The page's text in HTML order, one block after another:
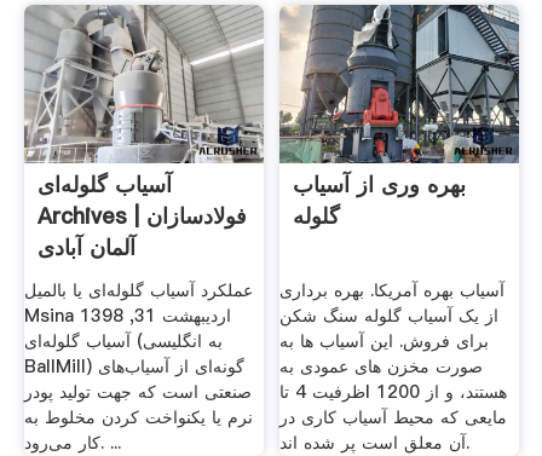
آسیاب گلوله‌ای
Archives | فولادسازان
آلمان آبادی
عملکرد آسیاب گلوله‌ای یا بالمیل
Msina اردیبهشت 31, 1398
آسیاب گلوله‌ای (به انگلیسی
BallMill) گونه‌ای از آسیاب‌های
صنعتی است که جهت تولید پودر
نرم یا یکنواخت کردن مخلوط به
کار می‌رود. ...
بهره وری از آسیاب
گلوله
آسیاب بهره آمریکا. بهره برداری
از یک آسیاب گلوله سنگ شکن
برای فروش. این آسیاب ها به
صورت مخزن های عمودی به
ظرفیت 4 تاl 1200 هستند، و از
مایعی که محیط آسیاب کاری در
آن معلق است پر شده اند.